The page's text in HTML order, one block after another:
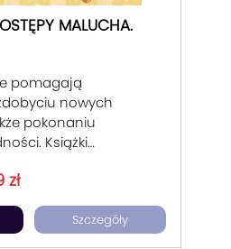
MALUCHA.
pomagają
nowych
pokonaniu
Książki
momentach
od 1 do 3 lat.
w
zł
Szczegóły